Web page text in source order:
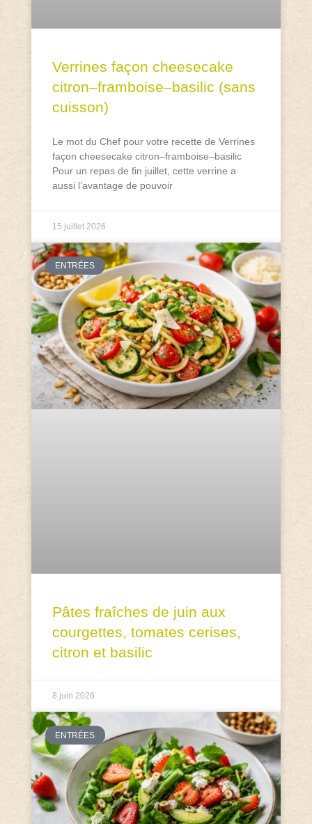
Verrines façon cheesecake
citron–framboise–basilic (sans
cuisson)
Le mot du Chef pour votre recette de Verrines
façon cheesecake citron–framboise–basilic
Pour un repas de fin juillet, cette verrine a
aussi l’avantage de pouvoir
15 juillet 2026
ENTRÉES
Pâtes fraîches de juin aux
courgettes, tomates cerises,
citron et basilic
8 juin 2026
ENTRÉES